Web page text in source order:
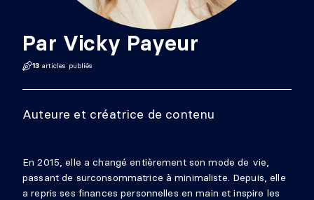
Par Vicky Payeur
13 articles publiés
Auteure et créatrice de contenu
En 2015, elle a changé entièrement son mode de vie,
passant de surconsommatrice à minimaliste. Depuis, elle
a repris ses finances personnelles en main et inspire les